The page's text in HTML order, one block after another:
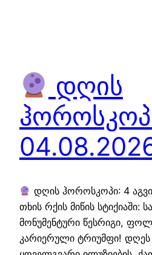
დღის
დღის ჰოროსკოპი: 4
თხის რქის მიწის სტიქიაში:
მონუმენტური წესრიგი,
კარიერული ტრიუმფი! დღეს